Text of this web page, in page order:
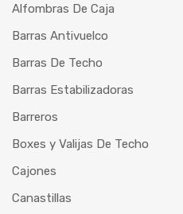
Alfombras De Caja
Barras Antivuelco
Barras De Techo
Barras Estabilizadoras
Barreros
Boxes y Valijas De Techo
Cajones
Canastillas